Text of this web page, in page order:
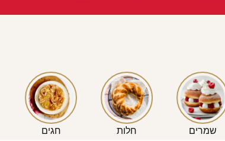
שמרים חלות חגים